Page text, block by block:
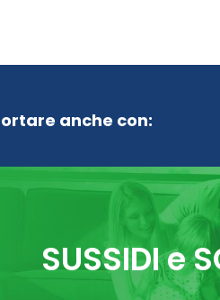
anche con:
SUSSIDI e